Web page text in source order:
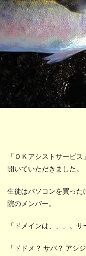
「ＯＫアシストサービ
開いていただきました。
生徒はパソコンを買った
院のメンバー。
「ドメインは、、、。
「ドドメ？ サバ？ アシ